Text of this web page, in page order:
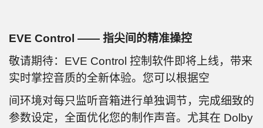
EVE Control —— 指尖间的精准操控
敬请期待：EVE Control 控制软件即将上线，带来
实时掌控音质的全新体验。您可以根据空
间环境对每只监听音箱进行单独调节，完成细致的
参数设定，全面优化您的制作声音。尤其在 Dolby